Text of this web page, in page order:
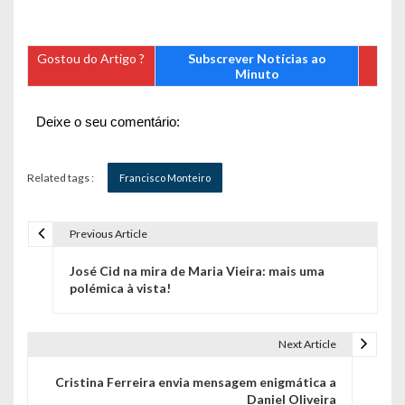
Gostou do Artigo ?
Subscrever Notícias ao
Minuto
Deixe o seu comentário:
Related tags : Francisco Monteiro
Previous Article
José Cid na mira de Maria Vieira: mais uma
polémica à vista!
Next Article
Cristina Ferreira envia mensagem enigmática a
Daniel Oliveira